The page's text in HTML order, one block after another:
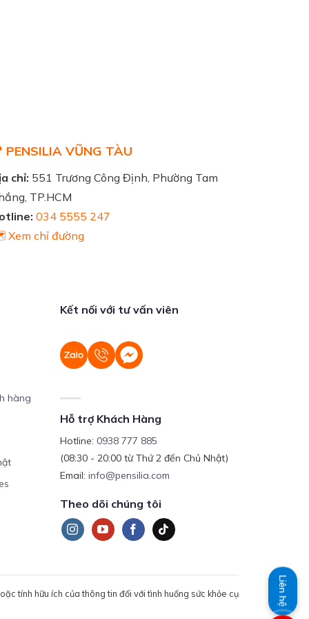
PENSILIA VŨNG TÀU
chỉ: 551 Trương Công Định, Phường Tam
TP.HCM
034 5555 247
chỉ đường
hàng
Kết nối với tư vấn viên
Hỗ trợ Khách Hàng
Hotline:0938 777 885
(08:30 - 20:00 từ Thứ 2 đến Chủ Nhật)
Email:info@pensilia.com
Theo dõi chúng tôi
tính hữu ích của thông tin đối với tình huống sức khỏe cụ
Liên hệ